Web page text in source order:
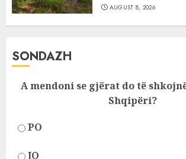
AUGUST 8, 2026
SONDAZH
A mendoni se gjërat do të
Shqipëri?
PO
JO